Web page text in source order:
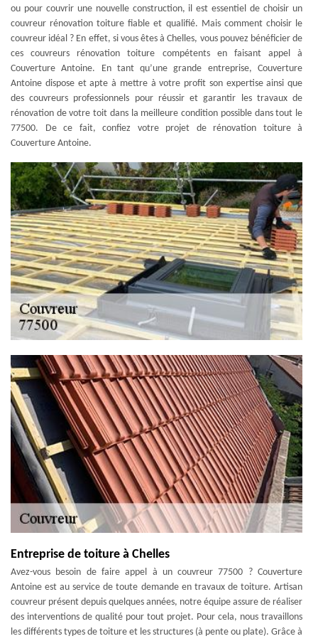
ou pour couvrir une nouvelle construction, il est essentiel de choisir un
couvreur rénovation toiture fiable et qualifié. Mais comment choisir le
couvreur idéal ? En effet, si vous êtes à Chelles, vous pouvez bénéficier de
ces couvreurs rénovation toiture compétents en faisant appel à
Couverture Antoine. En tant qu’une grande entreprise, Couverture
Antoine dispose et apte à mettre à votre profit son expertise ainsi que
des couvreurs professionnels pour réussir et garantir les travaux de
rénovation de votre toit dans la meilleure condition possible dans tout le
77500. De ce fait, confiez votre projet de rénovation toiture à
Couverture Antoine.
Entreprise de toiture à Chelles
Avez-vous besoin de faire appel à un couvreur 77500 ? Couverture
Antoine est au service de toute demande en travaux de toiture. Artisan
couvreur présent depuis quelques années, notre équipe assure de réaliser
des interventions de qualité pour tout projet. Pour cela, nous travaillons
les différents types de toiture et les structures (à pente ou plate). Grâce à